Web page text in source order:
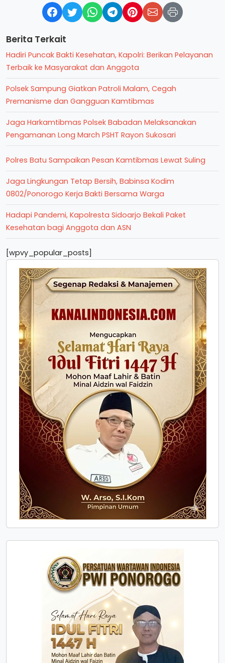
Berita Terkait
Hadiri Puncak Bakti Kesehatan, Kapolri: Berikan Pelayanan
Terbaik ke Masyarakat dan Anggota
Polsek Sampung Giatkan Patroli Malam, Cegah
Premanisme dan Gangguan Kamtibmas
Jaga Harkamtibmas Polsek Babadan Melaksanakan
Pengamanan Long March PSHT Rayon Sukosari
Polres Batu Sampaikan Pesan Kamtibmas Lewat Suling
Jaga Lingkungan Tetap Bersih, Babinsa Kodim
0802/Ponorogo Kerja Bakti Bersama Warga
Hadapi Pandemi, Kapolresta Sidoarjo Bekali Paket
Kesehatan bagi Anggota dan ASN
[wpvy_popular_posts]